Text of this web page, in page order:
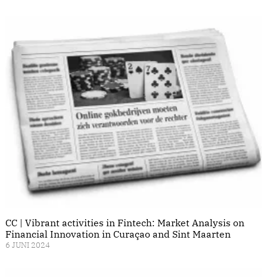
CC | Vibrant activities in Fintech: Market Analysis on
Financial Innovation in Curaçao and Sint Maarten
6 JUNI 2024